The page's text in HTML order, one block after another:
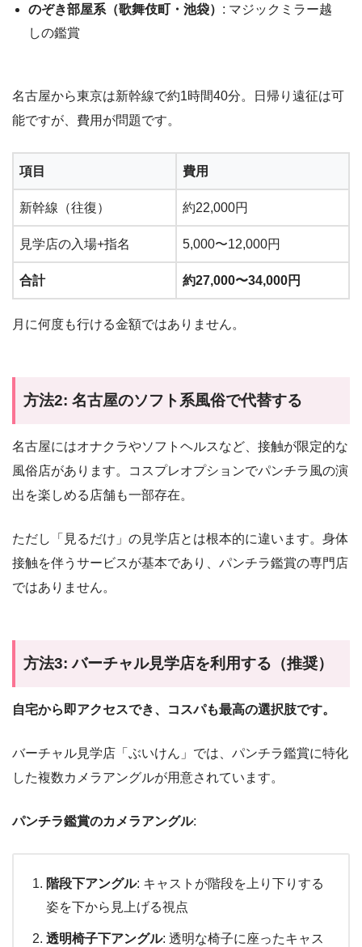
のぞき部屋系（歌舞伎町・池袋） : マジックミラー越
しの鑑賞
名古屋から東京は新幹線で約1時間40分。日帰り遠征は可
能ですが、費用が問題です。
項目 費用
新幹線（往復） 約22,000円
見学店の入場+指名 5,000〜12,000円
合計 約27,000〜34,000円
月に何度も行ける金額ではありません。
方法2: 名古屋のソフト系風俗で代替する
名古屋にはオナクラやソフトヘルスなど、接触が限定的な
風俗店があります。コスプレオプションでパンチラ風の演
出を楽しめる店舗も一部存在。
ただし「見るだけ」の見学店とは根本的に違います。身体
接触を伴うサービスが基本であり、パンチラ鑑賞の専門店
ではありません。
方法3: バーチャル見学店を利用する（推奨）
自宅から即アクセスでき、コスパも最高の選択肢です。
バーチャル見学店「ぶいけん」では、パンチラ鑑賞に特化
した複数カメラアングルが用意されています。
パンチラ鑑賞のカメラアングル:
階段下アングル: キャストが階段を上り下りする
姿を下から見上げる視点
透明椅子下アングル: 透明な椅子に座ったキャス